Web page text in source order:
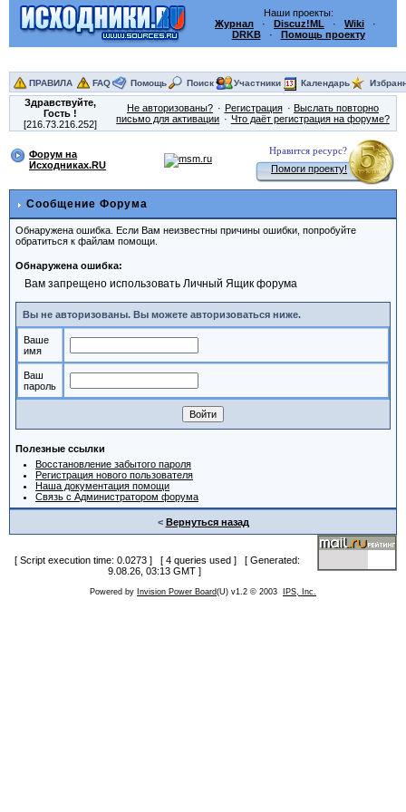
Наши проекты:
Журнал · Discuz!ML · Wiki ·
DRKB· Помощь проекту
ПРАВИЛА FAQ Помощь Поиск Участники Календарь
Здравствуйте,
Гость!
[216.73.216.252]
Не авторизованы? Регистрация
Выслать повторно
письмо для активации
Что даёт регистрация на форуме?
Форум на
Исходниках.RU
Нравится ресурс?
Помоги проекту!
Сообщение Форума
Обнаружена ошибка. Если Вам неизвестны причины ошибки, попробуйте
обратиться к файлам помощи.
Обнаружена ошибка:
Вам запрещено использовать Личный Ящик форума
Вы не авторизованы. Вы можете авторизоваться ниже.
Ваше
имя
Ваш
пароль
Полезные ссылки
Восстановление забытого пароля
Регистрация нового пользователя
Наша документация помощи
Связь с Администратором форума
< Вернуться назад
[ Script execution time: 0.0273 ] [ 4 queries used ] [ Generated:
9.08.26, 03:13 GMT ]
Powered by Invision Power Board(U) v1.2 © 2003 IPS, Inc.